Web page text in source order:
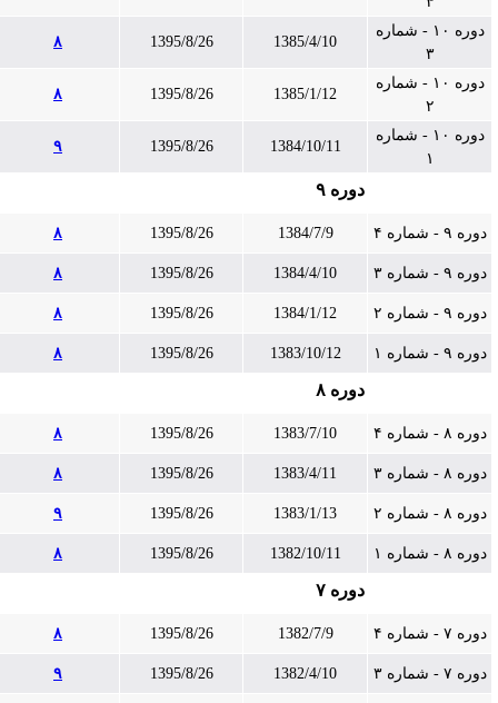
دوره ۱۰ - شماره
1385/4/10
1395/8/26
دوره ۱۰ - شماره
1385/1/12
1395/8/26
دوره ۱۰ - شماره
1384/10/11
1395/8/26
دوره ۹
دوره ۹ - شماره ۴ 1384/7/9
1395/8/26
دوره ۹ - شماره ۳ 1384/4/10
1395/8/26
دوره ۹ - شماره ۲ 1384/1/12
1395/8/26
دوره ۹ - شماره ۱ 1383/10/12
1395/8/26
دوره ۸
دوره ۸ - شماره ۴ 1383/7/10
1395/8/26
دوره ۸ - شماره ۳ 1383/4/11
1395/8/26
دوره ۸ - شماره ۲ 1383/1/13
1395/8/26
دوره ۸ - شماره ۱ 1382/10/11
1395/8/26
دوره ۷
دوره ۷ - شماره ۴ 1382/7/9
1395/8/26
دوره ۷ - شماره ۳ 1382/4/10
1395/8/26